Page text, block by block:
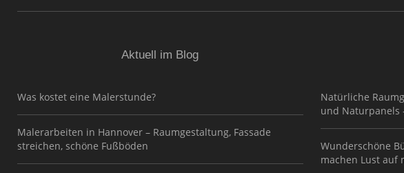
Aktuell im Blog
Was kostet eine Malerstunde?
Malerarbeiten in Hannover – Raumgestaltung, Fassade
streichen, schöne Fußböden
Natürliche
und Naturpanels
Wunderschöne
machen Lust auf